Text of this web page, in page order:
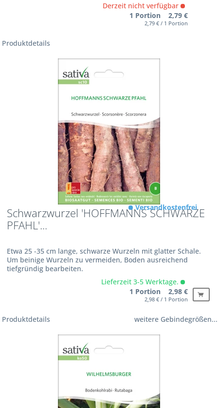
Derzeit nicht verfügbar
1 Portion 2,79 €
2,79 € / 1 Portion
Produktdetails
Schwarzwurzel 'HOFFMANNS SCHWARZE
PFAHL'...
Etwa 25 -35 cm lange, schwarze Wurzeln mit glatter Schale.
Um beinige Wurzeln zu vermeiden, Boden ausreichend
tiefgründig bearbeiten.
Versandkostenfrei
Lieferzeit 3-5 Werktage.
1 Portion 2,98 €
2,98 € / 1 Portion
Produktdetails weitere Gebindegrößen...